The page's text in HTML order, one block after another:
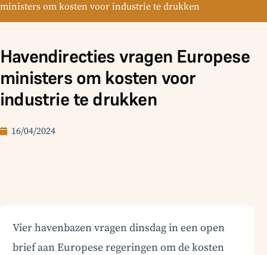
ministers om kosten voor industrie te drukken
Havendirecties vragen Europese
ministers om kosten voor
industrie te drukken
16/04/2024
Vier havenbazen vragen dinsdag in een open
brief aan Europese regeringen om de kosten